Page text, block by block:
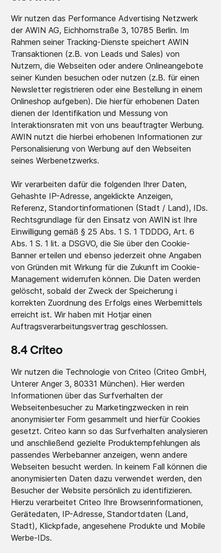
Wir nutzen das Performance Advertising Netzwerk
der AWIN AG, Eichhornstraße 3, 10785 Berlin. Im
Rahmen seiner Tracking-Dienste speichert AWIN
Transaktionen (z.B. von Leads und Sales) von
Nutzern, die Webseiten oder andere Onlineangebote
seiner Kunden besuchen oder nutzen (z.B. für einen
Newsletter registrieren oder eine Bestellung in einem
Onlineshop aufgeben). Die hierfür erhobenen Daten
dienen der Identifikation und Messung von
Interaktionsraten mit von uns beauftragter Werbung.
AWIN nutzt die hierbei erhobenen Informationen zur
Personalisierung von Werbung auf den Webseiten
seines Werbenetzwerks.
Wir verarbeiten dafür die folgenden Ihrer Daten,
Gehashte IP-Adresse, angeklickte Anzeigen,
Referenz, Standortinformationen (Stadt / Land), IDs.
Rechtsgrundlage für den Einsatz von AWIN ist Ihre
Einwilligung gemäß § 25 Abs. 1 S. 1 TDDDG, Art. 6
Abs. 1 S. 1 lit. a DSGVO, die Sie über den Cookie-
Banner erteilen und ebenso jederzeit ohne Angaben
von Gründen mit Wirkung für die Zukunft im Cookie-
Management widerrufen können. Die Daten werden
gelöscht, sobald der Zweck der Speicherung i
korrekten Zuordnung des Erfolgs eines Werbemittels
erreicht ist. Wir haben mit Hotjar einen
Auftragsverarbeitungsvertrag geschlossen.
8.4 Criteo
Wir nutzen die Technologie von Criteo (Criteo GmbH,
Unterer Anger 3, 80331 München). Hier werden
Informationen über das Surfverhalten der
Webseitenbesucher zu Marketingzwecken in rein
anonymisierter Form gesammelt und hierfür Cookies
gesetzt. Criteo kann so das Surfverhalten analysieren
und anschließend gezielte Produktempfehlungen als
passendes Werbebanner anzeigen, wenn andere
Webseiten besucht werden. In keinem Fall können die
anonymisierten Daten dazu verwendet werden, den
Besucher der Website persönlich zu identifizieren.
Hierzu verarbeitet Criteo Ihre Browserinformationen,
Gerätedaten, IP-Adresse, Standortdaten (Land,
Stadt), Klickpfade, angesehene Produkte und Mobile
Werbe-IDs.